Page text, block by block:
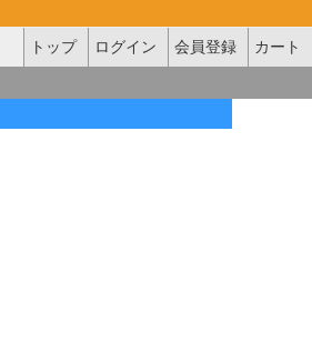
トップ ログイン 会員登録
カート